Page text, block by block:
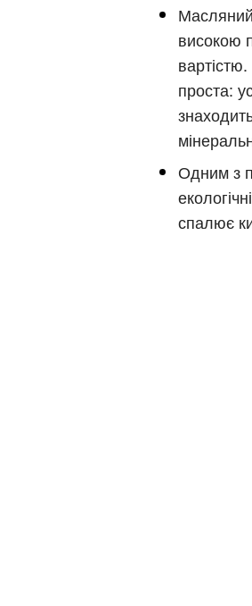
Масляний
високою
проста:
Одним з
спалює